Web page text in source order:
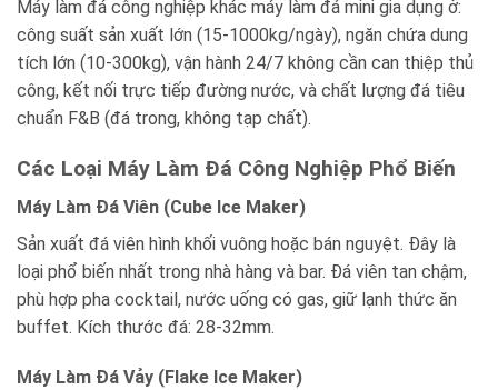
Máy làm đá công nghiệp khác máy làm đá mini gia dụng ở:
công suất sản xuất lớn (15-1000kg/ngày), ngăn chứa dung
tích lớn (10-300kg), vận hành 24/7 không cần can thiệp thủ
công, kết nối trực tiếp đường nước, và chất lượng đá tiêu
chuẩn F&B (đá trong, không tạp chất).
Các Loại Máy Làm Đá Công Nghiệp Phổ Biến
Máy Làm Đá Viên (Cube Ice Maker)
Sản xuất đá viên hình khối vuông hoặc bán nguyệt. Đây là
loại phổ biến nhất trong nhà hàng và bar. Đá viên tan chậm,
phù hợp pha cocktail, nước uống có gas, giữ lạnh thức ăn
buffet. Kích thước đá: 28-32mm.
Máy Làm Đá Vảy (Flake Ice Maker)